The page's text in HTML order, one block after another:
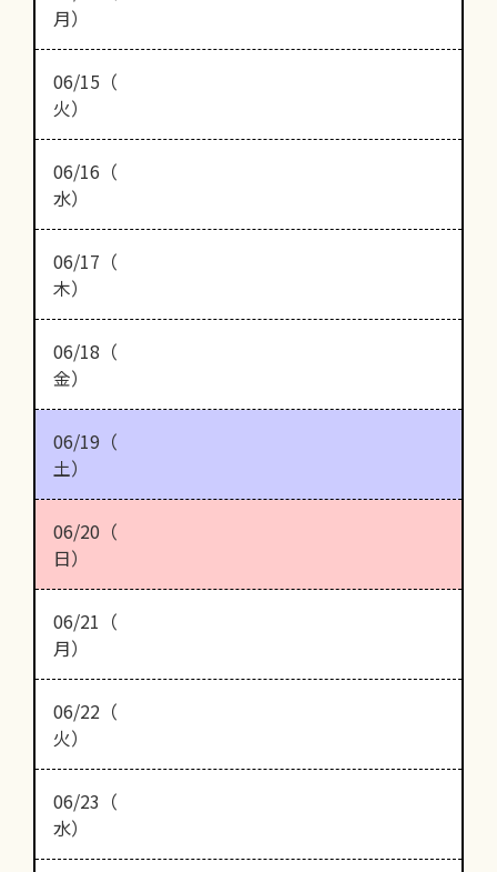
月）
06/15（
火）
06/16（
水）
06/17（
木）
06/18（
金）
06/19（
土）
06/20（
日）
06/21（
月）
06/22（
火）
06/23（
水）